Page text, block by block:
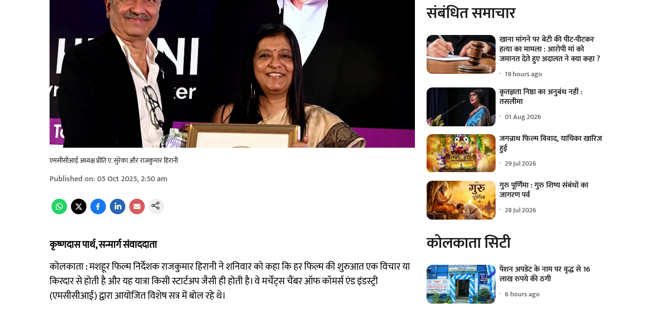
एमसीसीआई अध्यक्ष प्रीति ए. सुरेका और राजकुमार हिरानी
Published on:05 Oct 2025, 2:50 am
कृष्णदास पार्थ, सन्मार्ग संवाददाता
कोलकाता : मशहूर फिल्म निर्देशक राजकुमार हिरानी ने शनिवार को कहा कि हर फिल्म की शुरुआत एक विचार या
किरदार से होती है और यह यात्रा किसी स्टार्टअप जैसी ही होती है। वे मर्चेंट्स चैंबर ऑफ कॉमर्स एंड इंडस्ट्री
(एमसीसीआई) द्वारा आयोजित विशेष सत्र में बोल रहे थे।
संबंधित समाचार
खाना मांगने पर बेटी की पीट-पीटकर
हत्या का मामला : आरोपी मां को
जमानत देते हुए अदालत ने क्या कहा ?
19 hours ago
कृतज्ञता निष्ठा का अनुबंध नहीं :
तसलीमा
01 Aug 2026
जगन्नाथ फिल्म विवाद, याचिका खारिज
हुई
29 Jul 2026
गुरु पूर्णिमा : गुरु शिष्य संबंधों का
जागरण पर्व
28 Jul 2026
कोलकाता सिटी
पेंशन अपडेट के नाम पर वृद्ध से 16
लाख रुपये की ठगी
6 hours ago